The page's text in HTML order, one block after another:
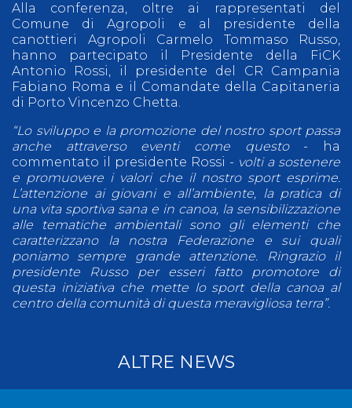
Alla conferenza, oltre ai rappresentati del
Comune di Agropoli e al presidente della
canottieri Agropoli Carmelo Tommaso Russo,
hanno partecipato il Presidente della FiCK
Antonio Rossi, il presidente del CR Campania
Fabiano Roma e il Comandate della Capitaneria
di Porto Vincenzo Chetta.
“Lo sviluppo e la promozione del nostro sport passa
anche attraverso eventi come questo- ha
commentato il presidente Rossi - volti a sostenere
e promuovere i valori che il nostro sport esprime.
L’attenzione ai giovani e all’ambiente, la pratica di
una vita sportiva sana e in canoa, la sensibilizzazione
alle tematiche ambientali sono gli elementi che
caratterizzano la nostra Federazione e sui quali
poniamo sempre grande attenzione. Ringrazio il
presidente Russo per esseri fatto promotore di
questa iniziativa che mette lo sport della canoa al
centro della comunità di questa meravigliosa terra”.
ALTRE NEWS